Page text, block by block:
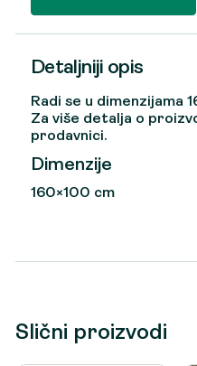
Detaljniji opis
Radi se u dimenzijama
Za više detalja o
prodavnici.
Dimenzije
160×100 cm
Slični proizvodi